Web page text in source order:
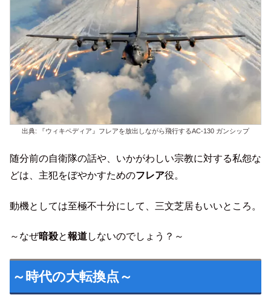
出典: 『ウィキペディア』フレアを放出しながら飛行するAC-130 ガンシップ
随分前の自衛隊の話や、いかがわしい宗教に対する私怨な
どは、主犯をぼやかすためのフレア役。
動機としては至極不十分にして、三文芝居もいいところ。
～なぜ暗殺と報道しないのでしょう？～
～時代の大転換点～